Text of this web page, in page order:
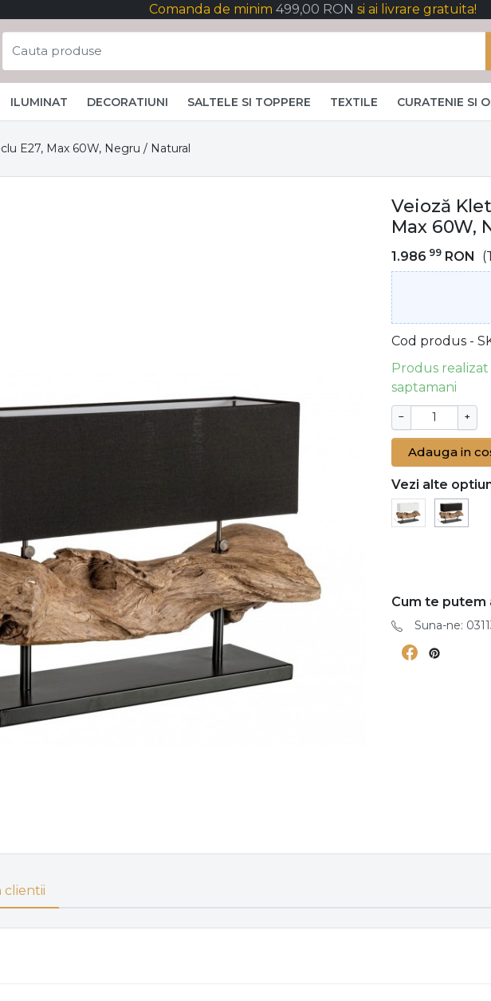
Comanda de minim 499,00 RON si ai livrare gratuita!
ILUMINAT DECORATIUNI SALTELE SI TOPPERE TEXTILE CURATENIE SI
E27, Max 60W, Negru / Natural
Veioză
Max 60W,
1.986 99 RON
Cod produs -
Produs
saptamani
− +
Adauga in
Vezi alte
Cum te putem
Suna-ne:
clientii